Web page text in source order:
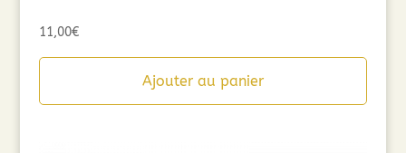
11,00€
Ajouter au panier